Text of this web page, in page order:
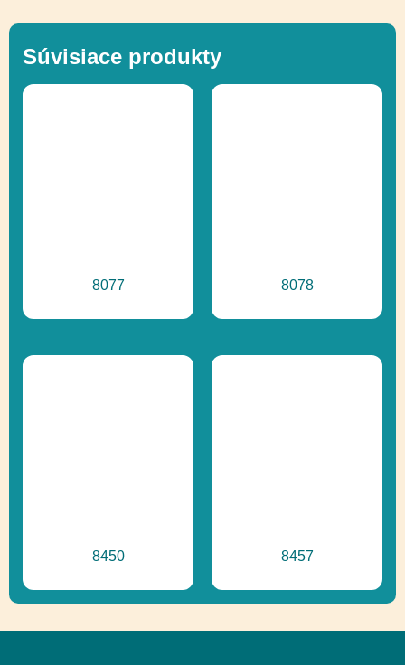
Súvisiace produkty
8077 8078
8450 8457